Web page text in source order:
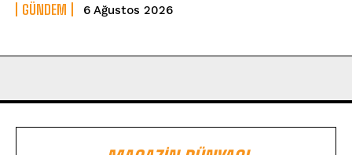
GÜNDEM 6 Ağustos 2026